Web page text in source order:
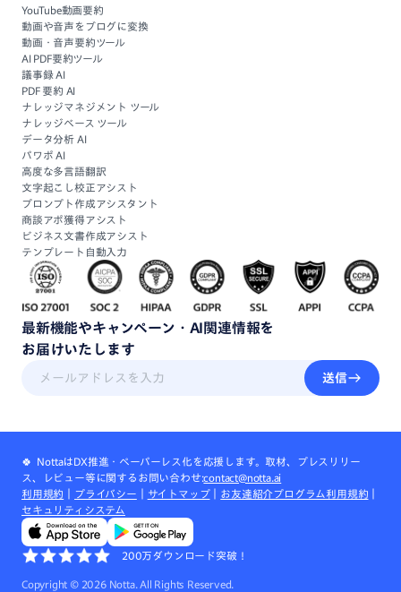
YouTube動画要約
動画や音声をブログに変換
動画・音声要約ツール
AI PDF要約ツール
議事録 AI
PDF 要約 AI
ナレッジマネジメント ツール
ナレッジベース ツール
データ分析 AI
パワポ AI
高度な多言語翻訳
文字起こし校正アシスト
プロンプト作成アシスタント
商談アポ獲得アシスト
ビジネス文書作成アシスト
テンプレート自動入力
最新機能やキャンペーン・ AI関連情報を
お届けいたします
送信
🍀 NottaはDX推進・ペーパーレス化を応援します。取材、プレスリリー
ス、レビュー等に関するお問い合わせ:contact@notta.ai
利用規約
プライバシー サイトマップ｜ お友達紹介プログラム利用規約
セキュリティシステム
200万ダウンロード突破！
Copyright © 2026Notta. All Rights Reserved.